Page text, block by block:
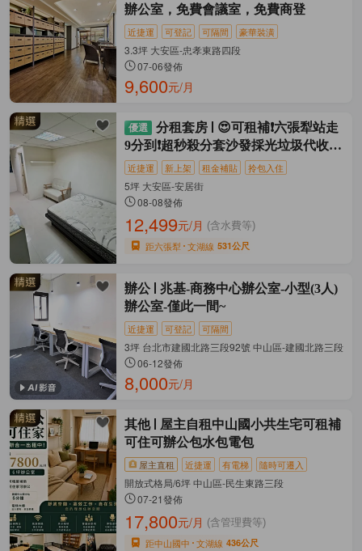
辦公室，免費會議室，免費商登
近捷運 可登記 可隔間 豪華裝潢
3.3坪 大安區-忠孝東路四段
07-06發佈
9,600元/月
分租套房
😍可租補❗六張犁站走
9分到❗超秒殺分套沙發採光垃圾代收乾
淨
近捷運 新上架 租金補貼 拎包入住
5坪 大安區-安居街
08-08發佈
12,499元/月 (含水費等)
距六張犁 文湖線 531公尺
辦公
兆基-商務中心辦公室-小型(3人)
辦公室-僅此一間~
近捷運 可登記 可隔間
3坪 台北市建國北路三段92號 中山區-建國北路三段
06-12發佈
8,000元/月
其他
屋主自租中山國小共生宅可租補
可住可辦公包水包電包
屋主直租 近捷運 有電梯 隨時可遷入
開放式格局/6坪 中山區-民生東路三段
07-21發佈
17,800元/月 (含管理費等)
距中山國中 文湖線 436公尺